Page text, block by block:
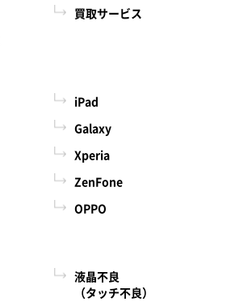
買取サービス
iPad
Galaxy
Xperia
ZenFone
OPPO
液晶不良
（タッチ不良）